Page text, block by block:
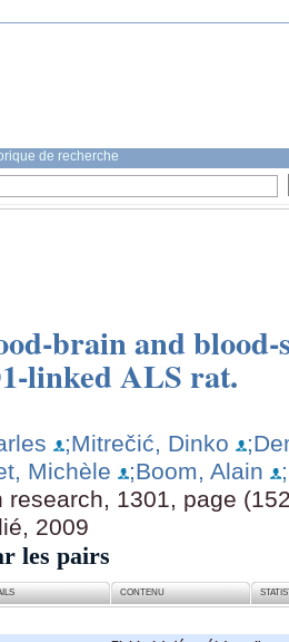
de recherche
brain and
linked ALS rat.
;Mitrečić, Dinko
Michèle ;Boom, Alain
research, 1301, page
2009
les pairs
CONTENU